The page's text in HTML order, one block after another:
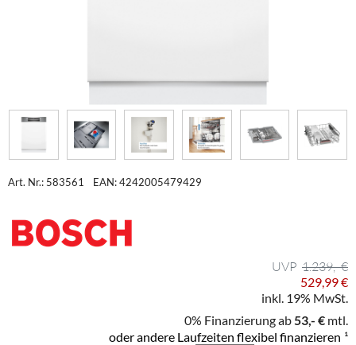
Art. Nr.: 583561 EAN: 4242005479429
1.239,- €
529,99 €
inkl. 19% MwSt.
0% Finanzierung ab 53,- € mtl.
oder andere Laufzeiten flexibel finanzieren ¹